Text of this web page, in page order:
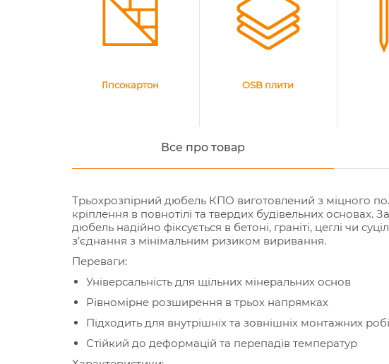
Гіпсокартон OSB плити
Все про товар
Трьохрозпірний дюбель КПО виготовлений з міцного
кріплення в повнотілі та твердих будівельних
дюбель надійно фіксується в бетоні, граніті, цеглі чи
з’єднання з мінімальним ризиком виривання.
Переваги:
Універсальність для щільних мінеральних основ
Рівномірне розширення в трьох напрямках
Підходить для внутрішніх та зовнішніх монтажних
Стійкий до деформацій та перепадів температур